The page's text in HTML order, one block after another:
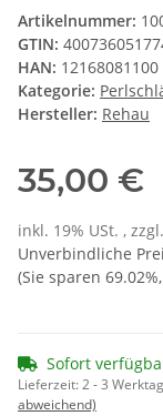
Artikelnummer:
GTIN:
HAN: 12168081100
Kategorie:
Hersteller: Rehau
35,00 €
inkl. 19% USt. , zzgl.
Unverbindliche
(Sie sparen 69.02%
Sofort
Lieferzeit:2 - 3
abweichend)